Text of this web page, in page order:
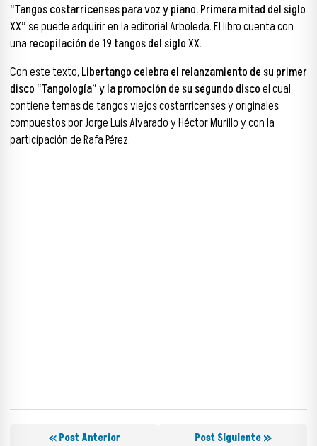
“Tangos costarricenses para voz y piano. Primera mitad del siglo
XX”se puede adquirir en la editorial Arboleda. El libro cuenta con
una recopilación de 19 tangos del siglo XX.
Con este texto, Libertango celebra el relanzamiento de su primer
disco “Tangología” y la promoción de su segundo discoel cual
contiene temas de tangos viejos costarricenses y originales
compuestos por Jorge Luis Alvarado y Héctor Murillo y con la
participación de Rafa Pérez.
« Post Anterior Post Siguiente »